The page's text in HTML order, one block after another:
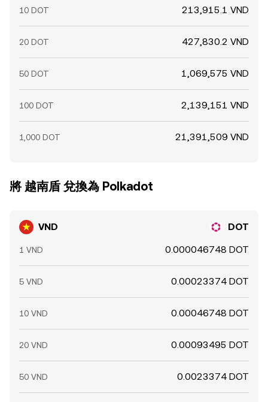
10 DOT 213,915.1 VND
20 DOT 427,830.2 VND
50 DOT 1,069,575 VND
100 DOT 2,139,151 VND
1,000 DOT 21,391,509 VND
將 越南盾 兌換為 Polkadot
VND DOT
1 VND 0.000046748 DOT
5 VND 0.00023374 DOT
10 VND 0.00046748 DOT
20 VND 0.00093495 DOT
50 VND 0.0023374 DOT